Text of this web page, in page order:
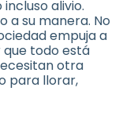
alivio.
a su manera. No
empuja a
todo está
otra
para llorar,